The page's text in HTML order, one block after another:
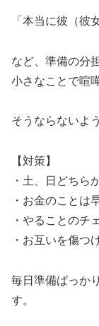
「本当に彼（彼
など、準備の分
小さなことで喧
そうならないよ
【対策】
・土、日どちら
・お金のことは
・やることのチ
・お互いを傷つ
毎日準備ばっか
す。